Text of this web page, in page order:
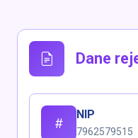
Dane
NIP
7962579515